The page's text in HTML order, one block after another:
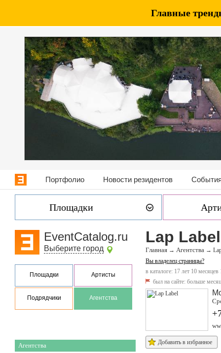
Главные
Портфолио Новости резидентов
Площадки
EventCatalog.ru
Выберите город
Площадки Артисты
Подрядчики Агентства
Агентства
Lap Label
Главная → Агентства →
Вы владелец страницы?
в каталоге: 17 лет 10 месяцев
был на сайте: больше
Добавить в избранное